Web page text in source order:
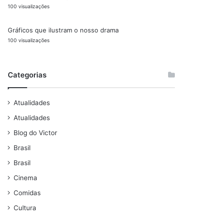
100 visualizações
Gráficos que ilustram o nosso drama
100 visualizações
Categorias
Atualidades
Atualidades
Blog do Victor
Brasil
Brasil
Cinema
Comidas
Cultura